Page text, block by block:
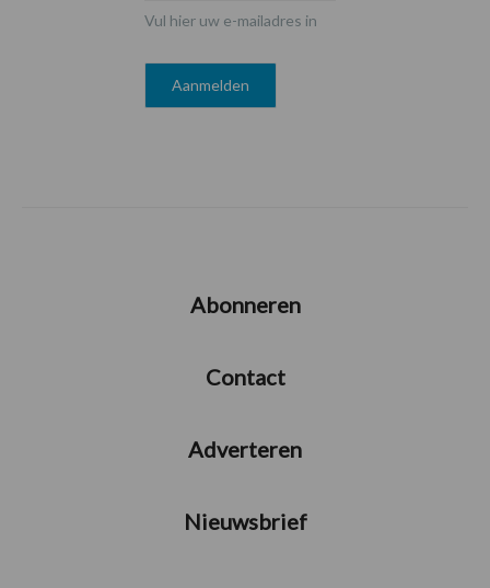
Vul hier uw e-mailadres in
Abonneren
Contact
Adverteren
Nieuwsbrief